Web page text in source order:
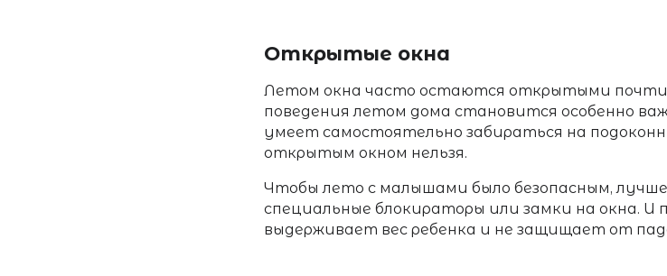
Открытые окна
Летом окна часто остаются открытыми почти
поведения летом дома становится особенно
умеет самостоятельно забираться на
открытым окном нельзя.
Чтобылето с малышами было безопасным,
специальные блокираторы или замки на окна.
выдерживает вес ребенка и не защищает от